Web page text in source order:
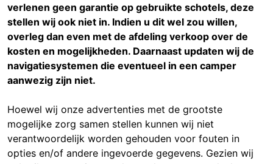
verlenen geen garantie op gebruikte schotels, deze
stellen wij ook niet in. Indien u dit wel zou willen,
overleg dan even met de afdeling verkoop over de
kosten en mogelijkheden. Daarnaast updaten wij de
navigatiesystemen die eventueel in een camper
aanwezig zijn niet.
Hoewel wij onze advertenties met de grootste
mogelijke zorg samen stellen kunnen wij niet
verantwoordelijk worden gehouden voor fouten in
opties en/of andere ingevoerde gegevens. Gezien wij